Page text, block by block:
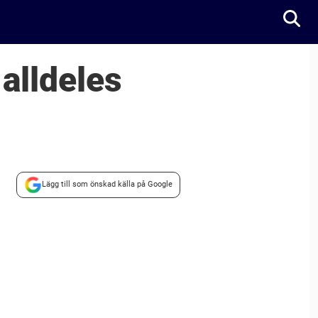
Lägg till som önskad källa på Google